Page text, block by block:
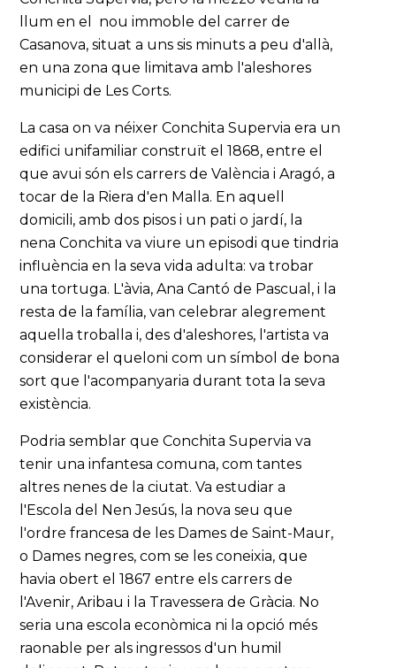
llum en el nou immoble del carrer de
Casanova, situat a uns sis minuts a peu d'allà,
en una zona que limitava amb l'aleshores
municipi de Les Corts.
La casa on va néixer Conchita Supervia era un
edifici unifamiliar construït el 1868, entre el
que avui són els carrers de València i Aragó, a
tocar de la Riera d'en Malla. En aquell
domicili, amb dos pisos i un pati o jardí, la
nena Conchita va viure un episodi que tindria
influència en la seva vida adulta: va trobar
una tortuga. L'àvia, Ana Cantó de Pascual, i la
resta de la família, van celebrar alegrement
aquella troballa i, des d'aleshores, l'artista va
considerar el queloni com un símbol de bona
sort que l'acompanyaria durant tota la seva
existència.
Podria semblar que Conchita Supervia va
tenir una infantesa comuna, com tantes
altres nenes de la ciutat. Va estudiar a
l'Escola del Nen Jesús, la nova seu que
l'ordre francesa de les Dames de Saint-Maur,
o Dames negres, com se les coneixia, que
havia obert el 1867 entre els carrers de
l'Avenir, Aribau i la Travessera de Gràcia. No
seria una escola econòmica ni la opció més
raonable per als ingressos d'un humil